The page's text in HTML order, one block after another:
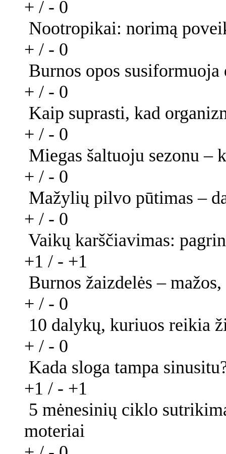
+ / - 0
Nootropikai: norimą
+ / - 0
Burnos opos
+ / - 0
Kaip suprasti, kad
+ / - 0
Miegas šaltuoju sezonu –
+ / - 0
Mažylių pilvo pūtimas –
+ / - 0
Vaikų karščiavimas:
+1 / - +1
Burnos žaizdelės –
+ / - 0
10 dalykų, kuriuos reikia
+ / - 0
Kada sloga tampa
+1 / - +1
5 mėnesinių ciklo
moteriai